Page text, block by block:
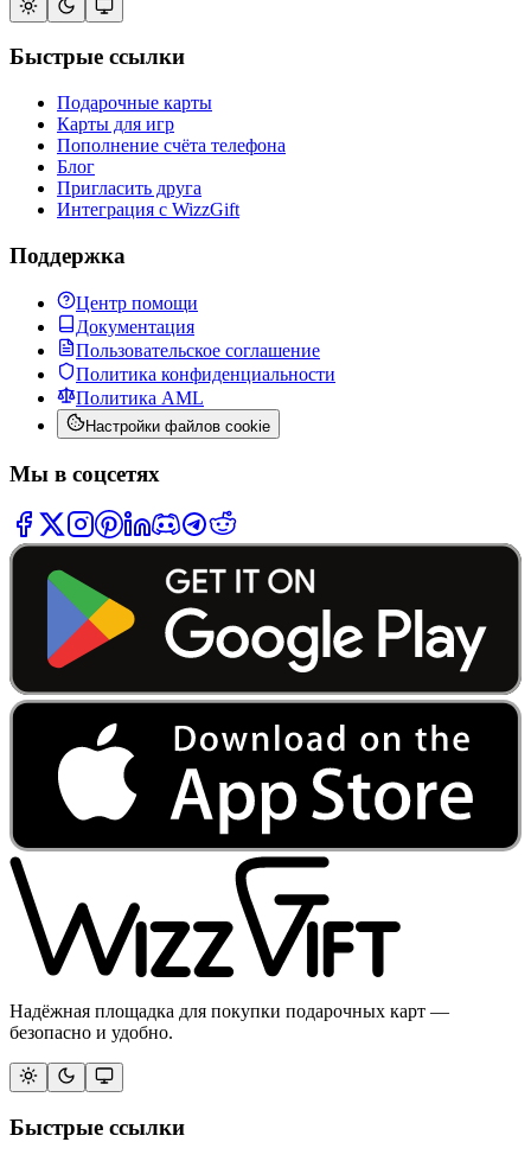
Быстрые ссылки
Подарочные карты
Карты для игр
Пополнение счёта телефона
Блог
Пригласить друга
Интеграция с WizzGift
Поддержка
Центр помощи
Документация
Пользовательское соглашение
Политика конфиденциальности
Политика AML
Настройки файлов cookie
Мы в соцсетях
Надёжная площадка для покупки подарочных карт —
безопасно и удобно.
Быстрые ссылки